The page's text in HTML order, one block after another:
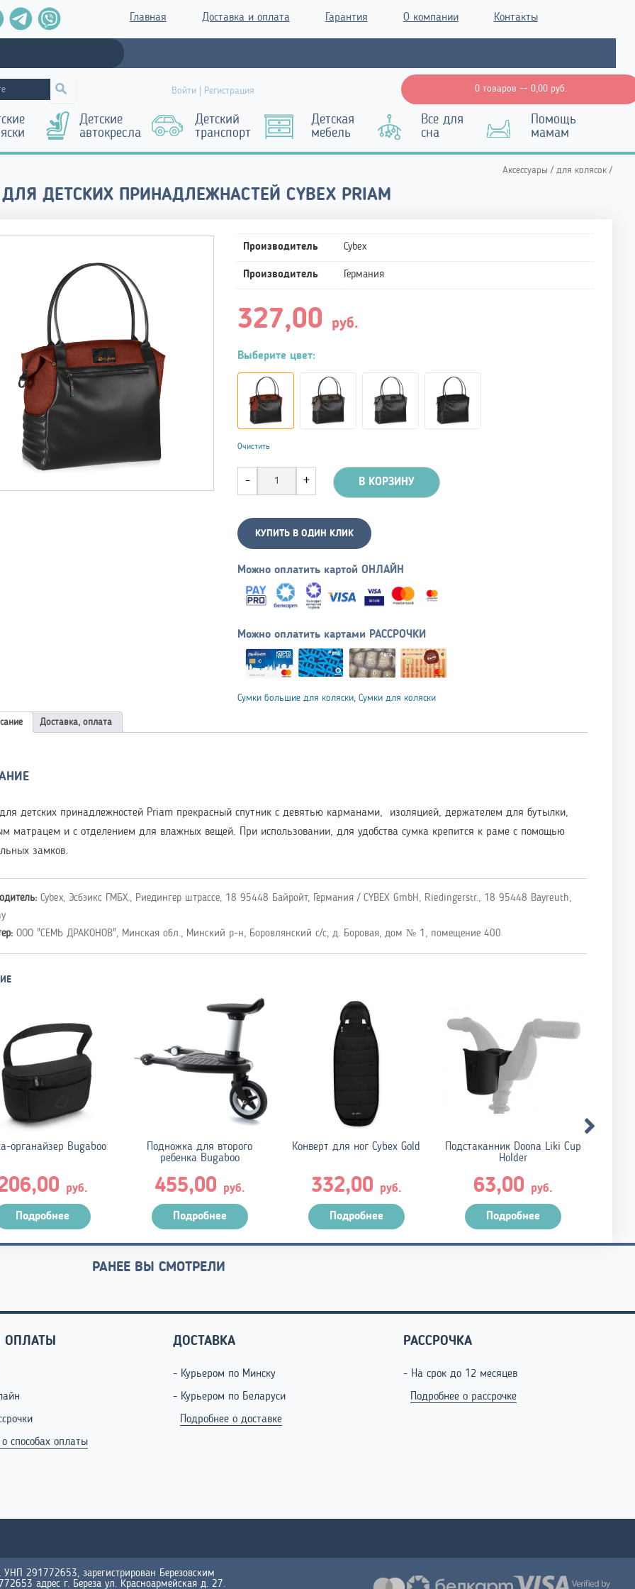
Главная Доставка и оплата Гарантия О компании Контакты
Войти | Регистрация 0 товаров -- 0,00 руб.
Детские
автокресла
Детский
транспорт
Детская
мебель
Все для
сна
Помощь
мамам
Аксессуары / для колясок /
ДЕТСКИХ ПРИНАДЛЕЖНАСТЕЙ CYBEX PRIAM
Производитель Cybex
Производитель Германия
327,00 руб.
Выберите цвет:
Очистить
В КОРЗИНУ
КУПИТЬ В ОДИН КЛИК
Можно оплатить картой ОНЛАЙН
Можно оплатить картами РАССРОЧКИ
Сумки большие для коляски,Сумки для коляски
Доставка, оплата
детских принадлежностей Priam прекрасный спутник с девятью карманами, изоляцией, держателем для бутылки,
матрацем и с отделением для влажных вещей. При использовании, для удобства сумка крепится к раме с помощью
замков.
Cybex, Эсбэикс ГМБХ., Риедингер штрассе, 18 95448 Байройт, Германия / CYBEX GmbH, Riedingerstr., 18 95448 Bayreuth,
ООО "СЕМЬ ДРАКОНОВ", Минская обл., Минский р-н, Боровлянский с/с, д. Боровая, дом № 1, помещение 400
органайзер Bugaboo
руб.
Подробнее
Подножка для второго
ребенка Bugaboo
455,00 руб.
Подробнее
Конверт для ног Cybex Gold
332,00 руб.
Подробнее
Подстаканник Doona Liki Cup
Holder
63,00руб.
Подробнее
РАНЕЕ ВЫ СМОТРЕЛИ
ОПЛАТЫ
способах оплаты
ДОСТАВКА
- Курьером по Минску
- Курьером по Беларуси
Подробнее о доставке
РАССРОЧКА
- На срок до 12 месяцев
Подробнее о рассрочке
291772653, зарегистрирован Березовским
адрес г. Береза ул. Красноармейская д. 27.